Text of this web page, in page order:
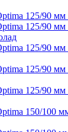
125/90 мм
125/90
125/90
125/90
125/90
150/100